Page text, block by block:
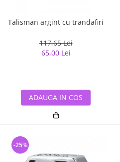
Talisman argint cu trandafiri
117,65 Lei
65,00 Lei
ADAUGA IN COS
-25%